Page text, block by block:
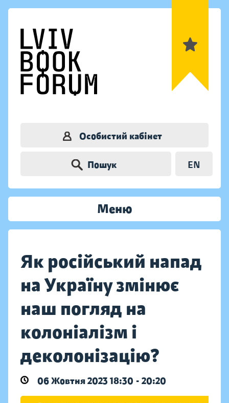
Особистий кабінет
Пошук EN
Меню
Як російський напад
на Україну змінює
наш погляд на
колоніалізм і
деколонізацію?
06 Жовтня 2023 18:30 - 20:20